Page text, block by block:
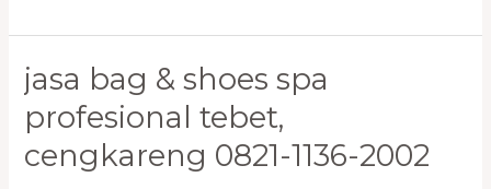
jasa bag & shoes spa
profesional tebet,
cengkareng 0821-1136-2002
Jasa
Bag
&
Shoes
Spa